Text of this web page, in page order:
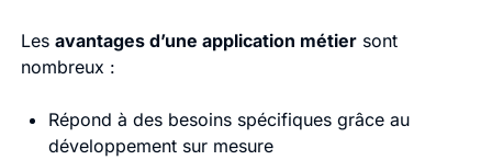
Les avantages d’une application métiersont
nombreux :
Répond à des besoins spécifiques grâce au
développement sur mesure